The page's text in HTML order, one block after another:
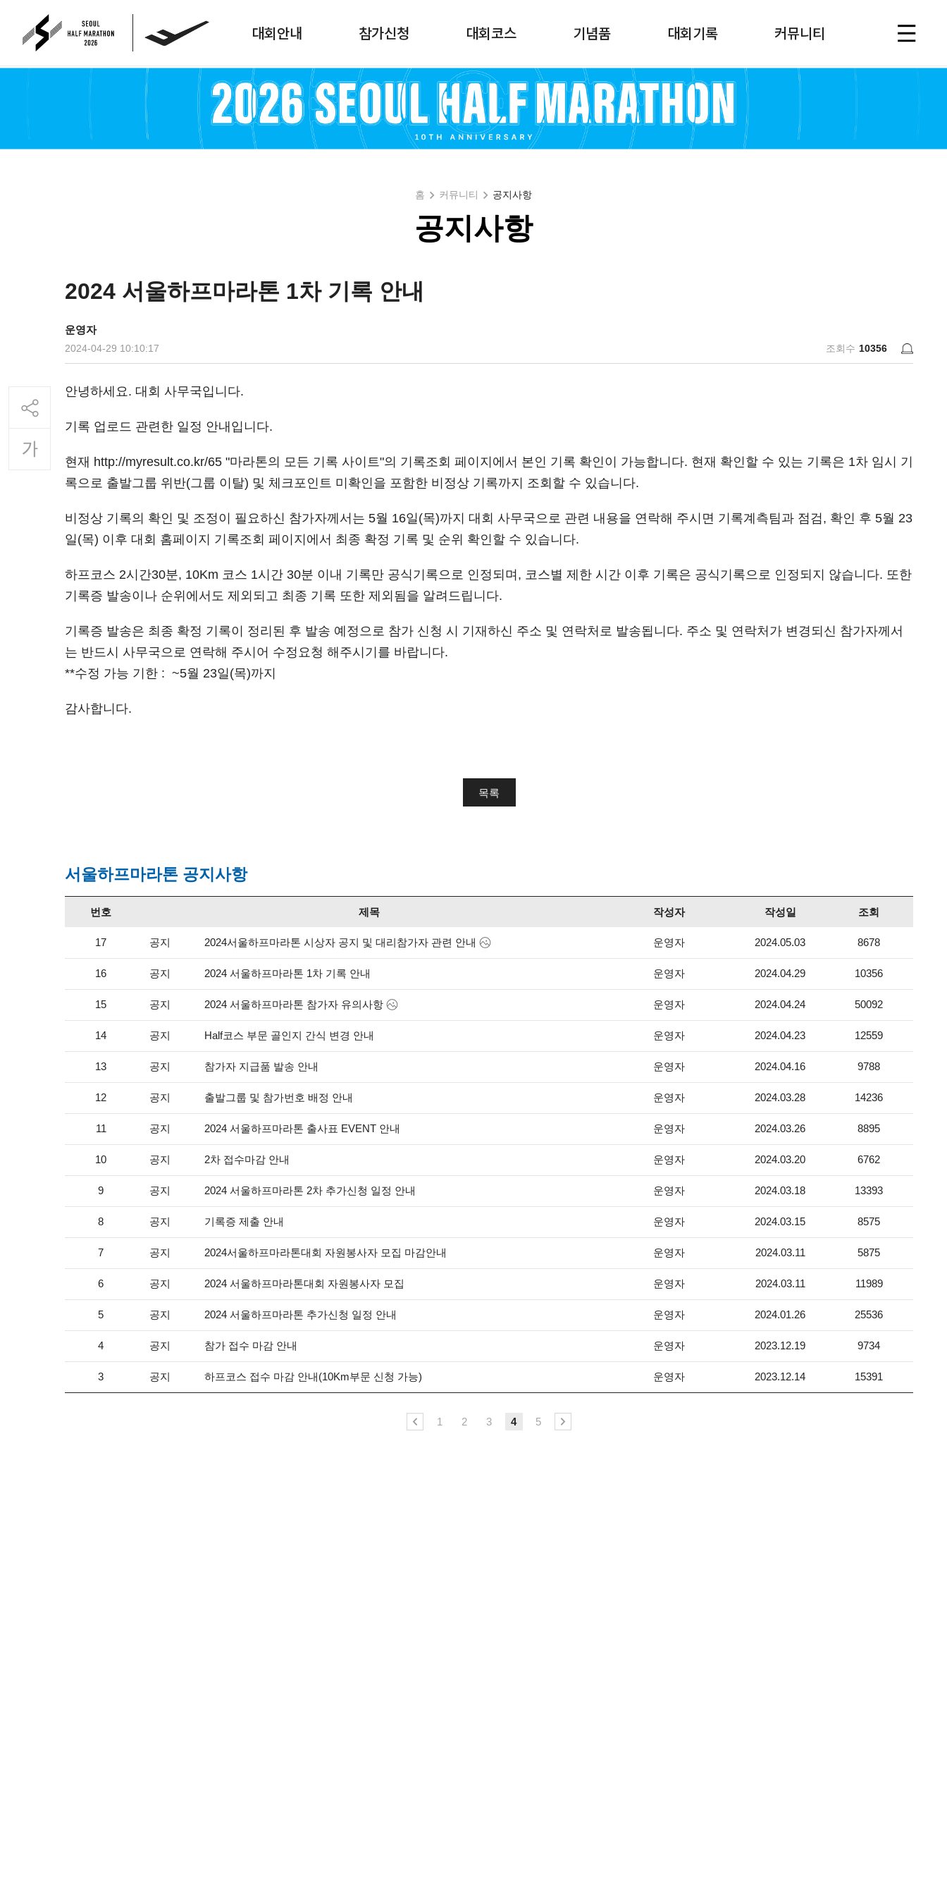
대회안내 참가신청 대회코스 기념품 대회기록 커뮤니티
홈 커뮤니티 공지사항
공지사항
2024 서울하프마라톤 1차 기록 안내
운영자
2024-04-29 10:10:17 조회수 10356
안녕하세요. 대회 사무국입니다.
기록 업로드 관련한 일정 안내입니다.
현재 http://myresult.co.kr/65 "마라톤의 모든 기록 사이트"의 기록조회 페이지에서 본인 기록 확인이 가능합니다. 현재 확인할 수 있는 기록은 1차 임시 기
록으로 출발그룹 위반(그룹 이탈) 및 체크포인트 미확인을 포함한 비정상 기록까지 조회할 수 있습니다.
비정상 기록의 확인 및 조정이 필요하신 참가자께서는 5월 16일(목)까지 대회 사무국으로 관련 내용을 연락해 주시면 기록계측팀과 점검, 확인 후 5월 23
일(목) 이후 대회 홈페이지 기록조회 페이지에서 최종 확정 기록 및 순위 확인할 수 있습니다.
하프코스 2시간30분, 10Km 코스 1시간 30분 이내 기록만 공식기록으로 인정되며, 코스별 제한 시간 이후 기록은 공식기록으로 인정되지 않습니다. 또한
기록증 발송이나 순위에서도 제외되고 최종 기록 또한 제외됨을 알려드립니다.
기록증 발송은 최종 확정 기록이 정리된 후 발송 예정으로 참가 신청 시 기재하신 주소 및 연락처로 발송됩니다. 주소 및 연락처가 변경되신 참가자께서
는 반드시 사무국으로 연락해 주시어 수정요청 해주시기를 바랍니다.
**수정 가능 기한 : ~5월 23일(목)까지
감사합니다.
목록
서울하프마라톤 공지사항
번호 제목 작성자 작성일 조회
17 공지 2024서울하프마라톤 시상자 공지 및 대리참가자 관련 안내 운영자 2024.05.03 8678
16 공지 2024 서울하프마라톤 1차 기록 안내 운영자 2024.04.29 10356
15 공지 2024 서울하프마라톤 참가자 유의사항 운영자 2024.04.24 50092
14 공지 Half코스 부문 골인지 간식 변경 안내 운영자 2024.04.23 12559
13 공지 참가자 지급품 발송 안내 운영자 2024.04.16 9788
12 공지 출발그룹 및 참가번호 배정 안내 운영자 2024.03.28 14236
11 공지 2024 서울하프마라톤 출사표 EVENT 안내 운영자 2024.03.26 8895
10 공지 2차 접수마감 안내 운영자 2024.03.20 6762
9 공지 2024 서울하프마라톤 2차 추가신청 일정 안내 운영자 2024.03.18 13393
8 공지 기록증 제출 안내 운영자 2024.03.15 8575
7 공지 2024서울하프마라톤대회 자원봉사자 모집 마감안내 운영자 2024.03.11 5875
6 공지 2024 서울하프마라톤대회 자원봉사자 모집 운영자 2024.03.11 11989
5 공지 2024 서울하프마라톤 추가신청 일정 안내 운영자 2024.01.26 25536
4 공지 참가 접수 마감 안내 운영자 2023.12.19 9734
3 공지 하프코스 접수 마감 안내(10Km부문 신청 가능) 운영자 2023.12.14 15391
1 2 3 4 5